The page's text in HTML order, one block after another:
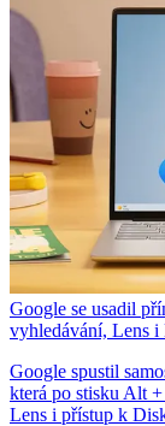
Google se usadil
vyhledávání, Lens i
Google spustil
která po stisku Alt
Lens i přístup k